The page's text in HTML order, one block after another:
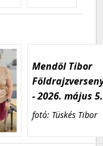
Mendöl Tibor
- 2026. május 5.
fotó: Tüskés Tibor